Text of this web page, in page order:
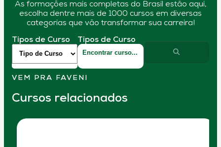
As formações mais completas do Brasil estão aqui,
escolha dentre mais de 1000 cursos em diversas
categorias que vão transformar sua carreira!
Tipos de Curso Tipos de Curso
VEM PRA FAVENI
Cursos relacionados